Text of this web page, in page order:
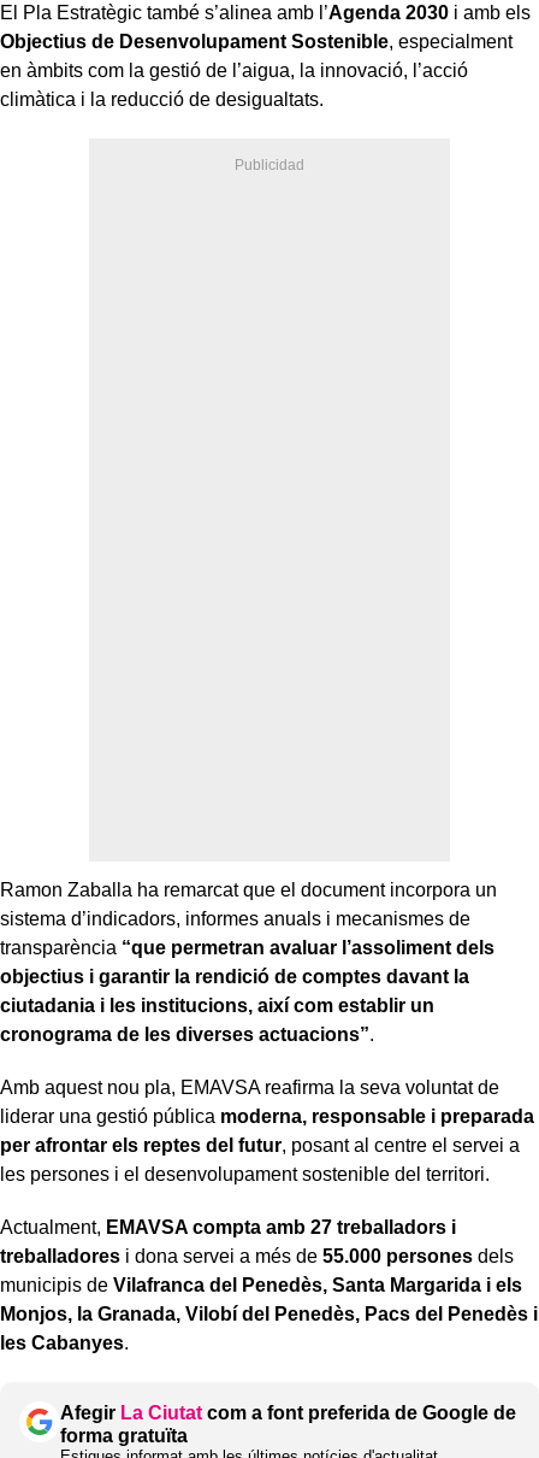
El Pla Estratègic també s’alinea amb l’Agenda 2030 i amb els
Objectius de Desenvolupament Sostenible, especialment
en àmbits com la gestió de l’aigua, la innovació, l’acció
climàtica i la reducció de desigualtats.
Ramon Zaballa ha remarcat que el document incorpora un
sistema d’indicadors, informes anuals i mecanismes de
transparència “que permetran avaluar l’assoliment dels
objectius i garantir la rendició de comptes davant la
ciutadania i les institucions, així com establir un
cronograma de les diverses actuacions”.
Amb aquest nou pla, EMAVSA reafirma la seva voluntat de
liderar una gestió pública moderna, responsable i preparada
per afrontar els reptes del futur, posant al centre el servei a
les persones i el desenvolupament sostenible del territori.
Actualment, EMAVSA compta amb 27 treballadors i
treballadores i dona servei a més de 55.000 persones dels
municipis de Vilafranca del Penedès, Santa Margarida i els
Monjos, la Granada, Vilobí del Penedès, Pacs del Penedès i
les Cabanyes.
Afegir La Ciutat com a font preferida de Google de
forma gratuïta